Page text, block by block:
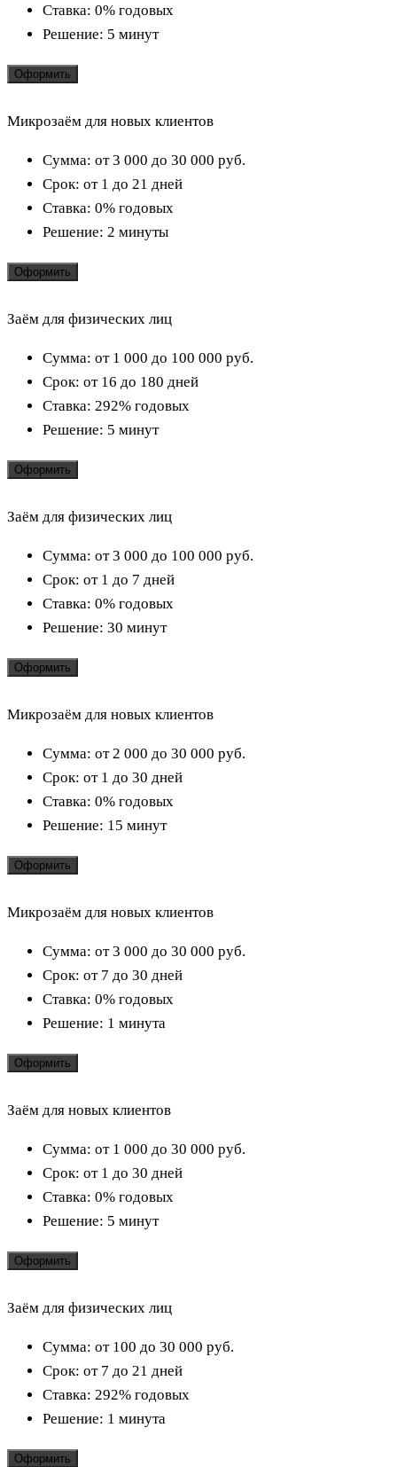
Ставка: 0% годовых
Решение: 5 минут
Оформить
Микрозаём для новых клиентов
Сумма: от 3 000 до 30 000 руб.
Срок: от 1 до 21 дней
Ставка: 0% годовых
Решение: 2 минуты
Оформить
Заём для физических лиц
Сумма: от 1 000 до 100 000 руб.
Срок: от 16 до 180 дней
Ставка: 292% годовых
Решение: 5 минут
Оформить
Заём для физических лиц
Сумма: от 3 000 до 100 000 руб.
Срок: от 1 до 7 дней
Ставка: 0% годовых
Решение: 30 минут
Оформить
Микрозаём для новых клиентов
Сумма: от 2 000 до 30 000 руб.
Срок: от 1 до 30 дней
Ставка: 0% годовых
Решение: 15 минут
Оформить
Микрозаём для новых клиентов
Сумма: от 3 000 до 30 000 руб.
Срок: от 7 до 30 дней
Ставка: 0% годовых
Решение: 1 минута
Оформить
Заём для новых клиентов
Сумма: от 1 000 до 30 000 руб.
Срок: от 1 до 30 дней
Ставка: 0% годовых
Решение: 5 минут
Оформить
Заём для физических лиц
Сумма: от 100 до 30 000 руб.
Срок: от 7 до 21 дней
Ставка: 292% годовых
Решение: 1 минута
Оформить